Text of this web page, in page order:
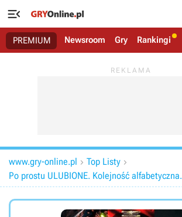

PREMIUM Newsroom Gry Rankingi
www.gry-online.pl  Top Listy 
Po prostu ULUBIONE. Kolejność alfabetyczna.